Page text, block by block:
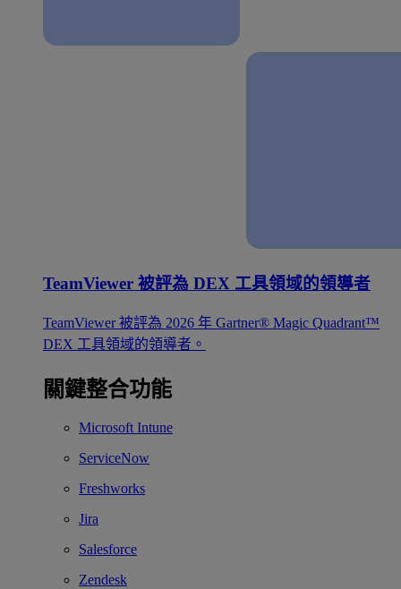
TeamViewer 被評為 DEX 工具領域的領導者
TeamViewer 被評為 2026 年 Gartner® Magic Quadrant™
DEX 工具領域的領導者。
關鍵整合功能
Microsoft Intune
ServiceNow
Freshworks
Jira
Salesforce
Zendesk